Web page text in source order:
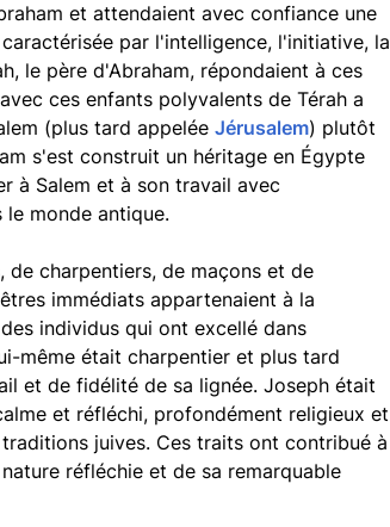
et attendaient avec confiance une
par l'intelligence, l'initiative, la
le père d'Abraham, répondaient à ces
ces enfants polyvalents de Térah a
(plus tard appelée Jérusalem) plutôt
s'est construit un héritage en Égypte
à Salem et à son travail avec
le monde antique.
de charpentiers, de maçons et de
immédiats appartenaient à la
individus qui ont excellé dans
même était charpentier et plus tard
et de fidélité de sa lignée. Joseph était
et réfléchi, profondément religieux et
juives. Ces traits ont contribué à
réfléchie et de sa remarquable